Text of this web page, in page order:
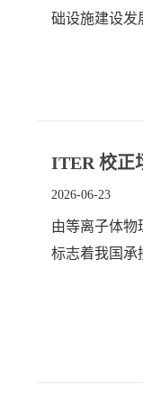
础设施建设发
ITER 校正
2026-06-23
由等离子体物
标志着我国承